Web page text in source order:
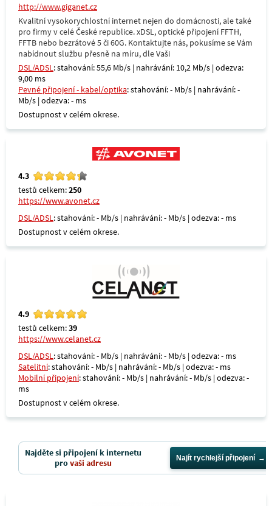
http://www.giganet.cz
Kvalitní vysokorychlostní internet nejen do domácnosti, ale také
pro firmy v celé České republice. xDSL, optické připojení FFTH,
FFTB nebo bezrátové 5 či 60G. Kontaktujte nás, pokusíme se Vám
nabídnout službu přesně na míru, dle Vaši
DSL/ADSL: stahování: 55,6 Mb/s | nahrávání: 10,2 Mb/s | odezva:
9,00 ms
Pevné připojení - kabel/optika: stahování: - Mb/s | nahrávání: -
Mb/s | odezva: - ms
Dostupnost v celém okrese.
4.3
testů celkem:250
https://www.avonet.cz
DSL/ADSL: stahování: - Mb/s | nahrávání: - Mb/s | odezva: - ms
Dostupnost v celém okrese.
4.9
testů celkem:39
https://www.celanet.cz
DSL/ADSL: stahování: - Mb/s | nahrávání: - Mb/s | odezva: - ms
Satelitní: stahování: - Mb/s | nahrávání: - Mb/s | odezva: - ms
Mobilní připojení: stahování: - Mb/s | nahrávání: - Mb/s | odezva: -
ms
Dostupnost v celém okrese.
Najděte si připojení k internetu
provaši adresu Najít rychlejší připojení